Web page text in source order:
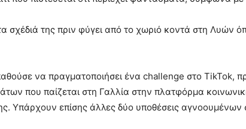
σχέδιά της πριν φύγει από το χωριό κοντά στη
να πραγματοποιήσει ένα challenge στο TikTok,
που παίζεται στη Γαλλία στην πλατφόρμα
Υπάρχουν επίσης άλλες δύο υποθέσεις αγνοουμένων